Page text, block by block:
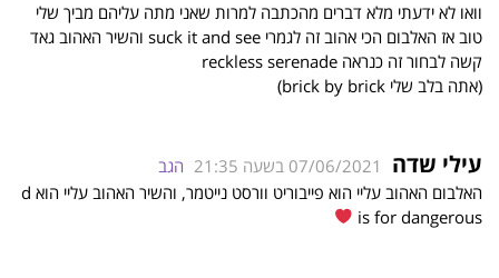
וואו לא ידעתי מלא דברים מהכתבה למרות שאני מתה עליהם מביך שלי
טוב אז האלבום הכי אהוב זה לגמרי suck it and see והשיר האהוב גאד
קשה לבחור זה כנראה reckless serenade
(אתה בלב שלי brick by brick)
עילי שדה 07/06/2021 בשעה 21:35
הגב
האלבום האהוב עליי הוא פייבוריט וורסט נייטמר, והשיר האהוב עליי הוא d
is for dangerous